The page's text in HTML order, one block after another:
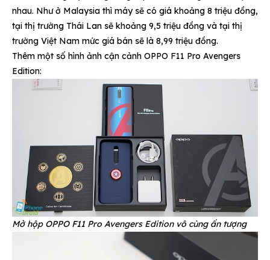
nhau. Như ở Malaysia thì máy sẽ có giá khoảng 8 triệu đồng,
tại thị trường Thái Lan sẽ khoảng 9,5 triệu đồng và tại thị
trường Việt Nam mức giá bán sẽ là 8,99 triệu đồng.
Thêm một số hình ảnh cận cảnh OPPO F11 Pro Avengers
Edition:
Mở hộp OPPO F11 Pro Avengers Edition vô cùng ấn tượng